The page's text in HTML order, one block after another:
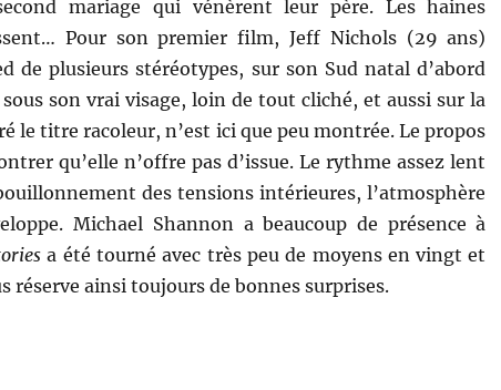
mariage qui vénèrent leur père. Les haines
Pour son premier film, Jeff Nichols (29 ans)
de plusieurs stéréotypes, sur son Sud natal d’abord
son vrai visage, loin de tout cliché, et aussi sur la
le titre racoleur, n’est ici que peu montrée. Le propos
qu’elle n’offre pas d’issue. Le rythme assez lent
des tensions intérieures, l’atmosphère
Michael Shannon a beaucoup de présence à
a été tourné avec très peu de moyens en vingt et
ainsi toujours de bonnes surprises.